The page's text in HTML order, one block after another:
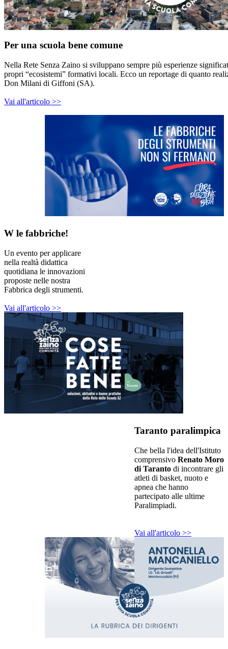
Per una scuola bene comune
Nella Rete Senza Zaino si sviluppano sempre più esperienze
propri “ecosistemi” formativi locali. Ecco un reportage di quanto
Don Milani di Giffoni (SA).
Vai all'articolo >>
W le fabbriche!
Un evento per applicare
nella realtà didattica
quotidiana le innovazioni
proposte nelle nostra
Fabbrica degli strumenti.
Vai all'articolo >>
Taranto paralimpica
Che bella l'idea dell'Istituto
comprensivo Renato Moro
di Taranto di incontrare gli
atleti di basket, nuoto e
apnea che hanno
partecipato alle ultime
Paralimpiadi.
Vai all'articolo >>